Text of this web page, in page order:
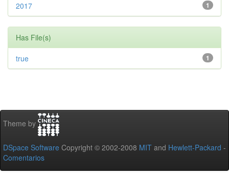
1
2017
Has File(s)
1
true
Theme by
DSpace Software Copyright © 2002-2008 MIT and Hewlett-Packard -
Comentarios